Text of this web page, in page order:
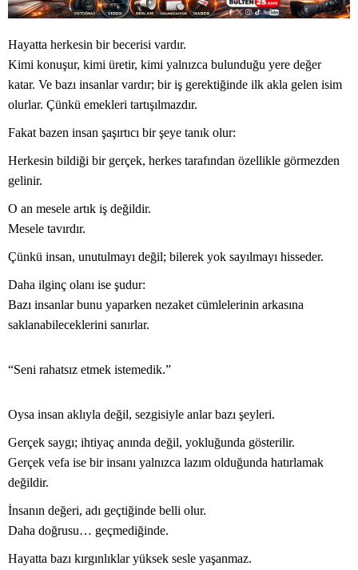
Hayatta herkesin bir becerisi vardır.
Kimi konuşur, kimi üretir, kimi yalnızca bulunduğu yere değer
katar. Ve bazı insanlar vardır; bir iş gerektiğinde ilk akla gelen isim
olurlar. Çünkü emekleri tartışılmazdır.
Fakat bazen insan şaşırtıcı bir şeye tanık olur:
Herkesin bildiği bir gerçek, herkes tarafından özellikle görmezden
gelinir.
O an mesele artık iş değildir.
Mesele tavırdır.
Çünkü insan, unutulmayı değil; bilerek yok sayılmayı hisseder.
Daha ilginç olanı ise şudur:
Bazı insanlar bunu yaparken nezaket cümlelerinin arkasına
saklanabileceklerini sanırlar.
“Seni rahatsız etmek istemedik.”
Oysa insan aklıyla değil, sezgisiyle anlar bazı şeyleri.
Gerçek saygı; ihtiyaç anında değil, yokluğunda gösterilir.
Gerçek vefa ise bir insanı yalnızca lazım olduğunda hatırlamak
değildir.
İnsanın değeri, adı geçtiğinde belli olur.
Daha doğrusu… geçmediğinde.
Hayatta bazı kırgınlıklar yüksek sesle yaşanmaz.